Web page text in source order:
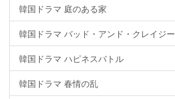
韓国ドラマ 庭のある家
韓国ドラマ バッド・アンド・クレイジー
韓国ドラマ ハピネスバトル
韓国ドラマ 春情の乱